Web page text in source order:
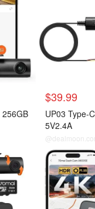
256GB
$39.99
UP03 Type-
5V2.4A